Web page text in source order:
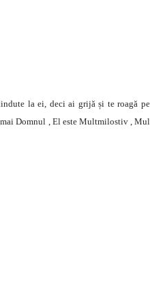
la ei, deci ai grijă și te roagă
Domnul , El este Multmilostiv ,